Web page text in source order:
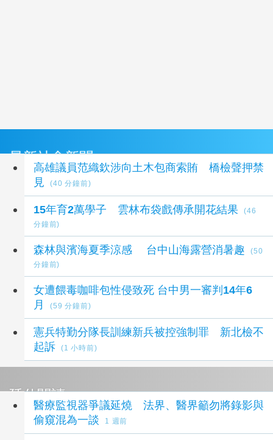
最新社會新聞
高雄議員范織欽涉向土木包商索賄 橋檢聲押禁
見
(40 分鐘前)
​​​15年育2萬學子 雲林布袋戲傳承開花結果
(46
分鐘前)
森林與濱海夏季涼感 台中山海露營消暑趣
(50
分鐘前)
女遭餵毒咖啡包性侵致死 台中男一審判14年6
月
(59 分鐘前)
憲兵特勤分隊長訓練新兵被控強制罪 新北檢不
起訴
(1 小時前)
延伸閱讀
醫療監視器爭議延燒 法界、醫界籲勿將錄影與
偷窺混為一談
1 週前